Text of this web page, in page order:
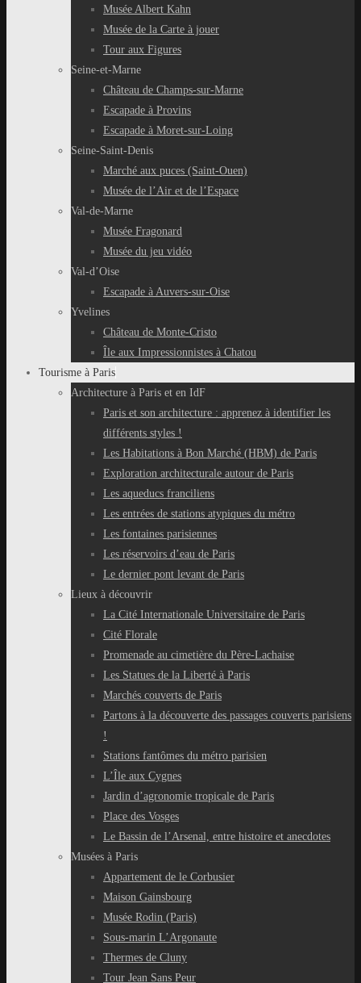
Musée Albert Kahn
Musée de la Carte à jouer
Tour aux Figures
Seine-et-Marne
Château de Champs-sur-Marne
Escapade à Provins
Escapade à Moret-sur-Loing
Seine-Saint-Denis
Marché aux puces (Saint-Ouen)
Musée de l’Air et de l’Espace
Val-de-Marne
Musée Fragonard
Musée du jeu vidéo
Val-d’Oise
Escapade à Auvers-sur-Oise
Yvelines
Château de Monte-Cristo
Île aux Impressionnistes à Chatou
Tourisme à Paris
Architecture à Paris et en IdF
Paris et son architecture : apprenez à identifier les
différents styles !
Les Habitations à Bon Marché (HBM) de Paris
Exploration architecturale autour de Paris
Les aqueducs franciliens
Les entrées de stations atypiques du métro
Les fontaines parisiennes
Les réservoirs d’eau de Paris
Le dernier pont levant de Paris
Lieux à découvrir
La Cité Internationale Universitaire de Paris
Cité Florale
Promenade au cimetière du Père-Lachaise
Les Statues de la Liberté à Paris
Marchés couverts de Paris
Partons à la découverte des passages couverts parisiens
!
Stations fantômes du métro parisien
L’Île aux Cygnes
Jardin d’agronomie tropicale de Paris
Place des Vosges
Le Bassin de l’Arsenal, entre histoire et anecdotes
Musées à Paris
Appartement de le Corbusier
Maison Gainsbourg
Musée Rodin (Paris)
Sous-marin L’Argonaute
Thermes de Cluny
Tour Jean Sans Peur